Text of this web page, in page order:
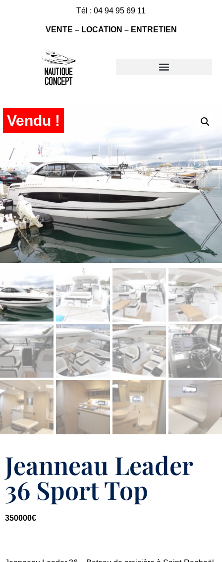
Tél : 04 94 95 69 11
VENTE – LOCATION – ENTRETIEN
Vendu !
Jeanneau Leader
36 Sport Top
350000€